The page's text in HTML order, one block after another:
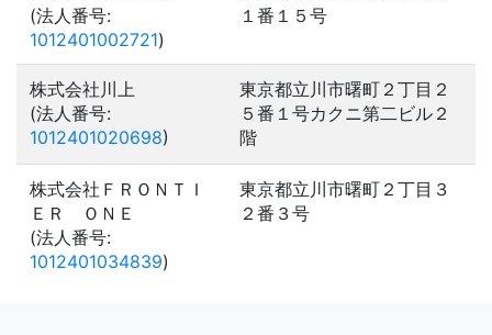
(法人番号:
1012401002721)
１番１５号
株式会社川上
(法人番号:
1012401020698)
東京都立川市曙町２丁目２
５番１号カクニ第二ビル２
階
株式会社ＦＲＯＮＴＩ
ＥＲ ＯＮＥ
(法人番号:
1012401034839)
東京都立川市曙町２丁目３
２番３号